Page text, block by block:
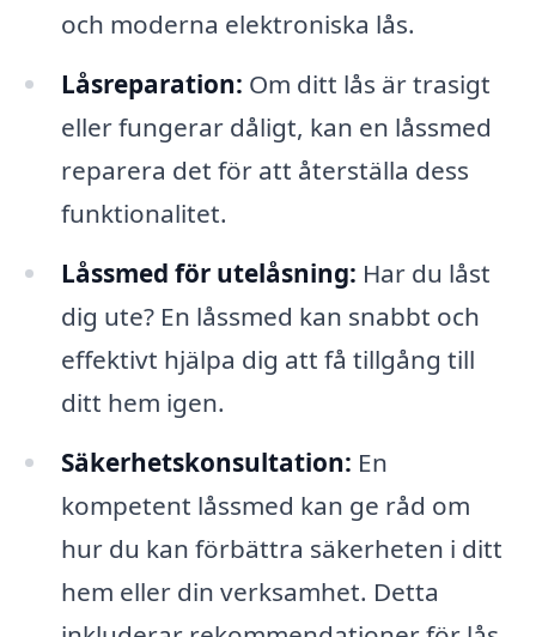
och moderna elektroniska lås.
Låsreparation: Om ditt lås är trasigt
eller fungerar dåligt, kan en låssmed
reparera det för att återställa dess
funktionalitet.
Låssmed för utelåsning: Har du låst
dig ute? En låssmed kan snabbt och
effektivt hjälpa dig att få tillgång till
ditt hem igen.
Säkerhetskonsultation: En
kompetent låssmed kan ge råd om
hur du kan förbättra säkerheten i ditt
hem eller din verksamhet. Detta